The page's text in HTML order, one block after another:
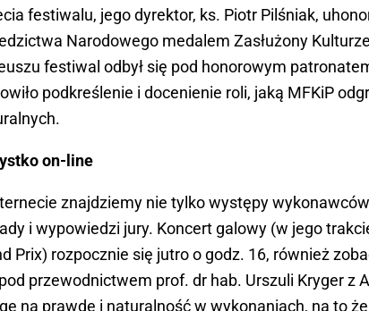
festiwalu, jego dyrektor, ks. Piotr Pilśniak,
Narodowego medalem Zasłużony
festiwal odbył się pod honorowym
podkreślenie i docenienie roli, jaką MFKiP
on-line
znajdziemy nie tylko występy
i wypowiedzi jury. Koncert galowy (w jego
Prix) rozpocznie się jutro o godz. 16, również
przewodnictwem prof. dr hab. Urszuli Kryger z
na prawdę i naturalność w wykonaniach, na to